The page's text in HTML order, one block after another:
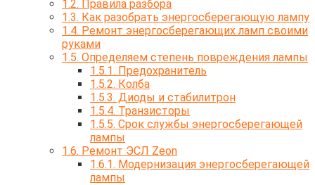
1.2. Правила разбора
1.3. Как разобрать энергосберегающую лампу
1.4. Ремонт энергосберегающих ламп своими
руками
1.5. Определяем степень повреждения лампы
1.5.1. Предохранитель
1.5.2. Колба
1.5.3. Диоды и стабилитрон
1.5.4. Транзисторы
1.5.5. Срок службы энергосберегающей
лампы
1.6. Ремонт ЭСЛ Zeon
1.6.1. Модернизация энергосберегающей
лампы